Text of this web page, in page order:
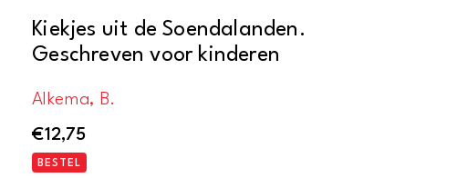
Kiekjes uit de Soendalanden.
Geschreven voor kinderen
Alkema, B.
€12,75
BESTEL